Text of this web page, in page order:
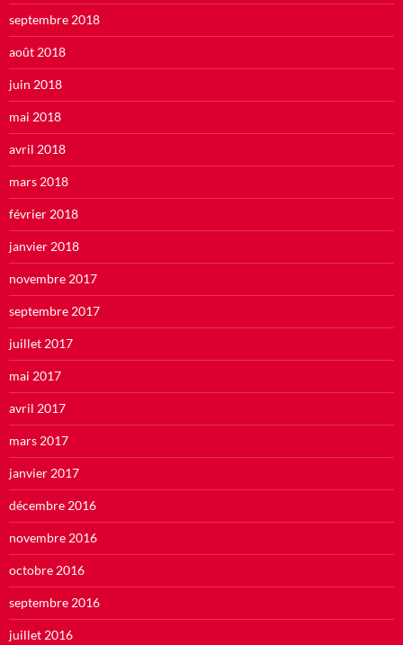
septembre 2018
août 2018
juin 2018
mai 2018
avril 2018
mars 2018
février 2018
janvier 2018
novembre 2017
septembre 2017
juillet 2017
mai 2017
avril 2017
mars 2017
janvier 2017
décembre 2016
novembre 2016
octobre 2016
septembre 2016
juillet 2016